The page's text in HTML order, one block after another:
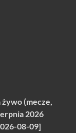
żywo (mecze,
2026
08-09]